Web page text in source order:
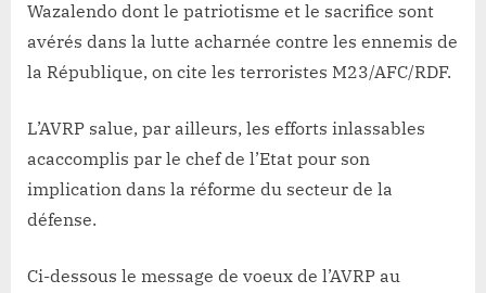
Wazalendo dont le patriotisme et le sacrifice sont
avérés dans la lutte acharnée contre les ennemis de
la République, on cite les terroristes M23/AFC/RDF.
L’AVRP salue, par ailleurs, les efforts inlassables
acaccomplis par le chef de l’Etat pour son
implication dans la réforme du secteur de la
défense.
Ci-dessous le message de voeux de l’AVRP au